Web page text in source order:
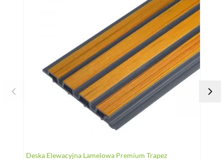
Deska Elewacyjna Lamelowa Premium Trapez